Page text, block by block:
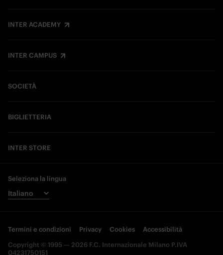
INTER ACADEMY
INTER CAMPUS
SOCIETÀ
BIGLIETTERIA
INTER STORE
Seleziona la lingua
Termini e condizioni Privacy Cookies
Accessibilità
Copyright © 1995 — 2026 F.C. Internazionale Milano P.IVA
04231750151